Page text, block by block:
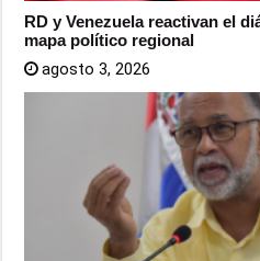
RD y Venezuela reactivan el
mapa político regional
agosto 3, 2026